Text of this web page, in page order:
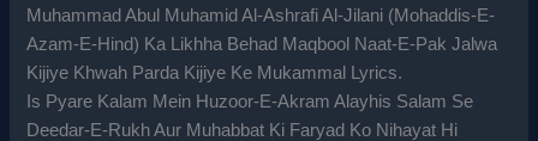
Muhammad Abul Muhamid Al-Ashrafi Al-Jilani (Mohaddis-E-
Azam-E-Hind) Ka Likhha Behad Maqbool Naat-E-Pak Jalwa
Kijiye Khwah Parda Kijiye Ke Mukammal Lyrics.
Is Pyare Kalam Mein Huzoor-E-Akram Alayhis Salam Se
Deedar-E-Rukh Aur Muhabbat Ki Faryad Ko Nihayat Hi